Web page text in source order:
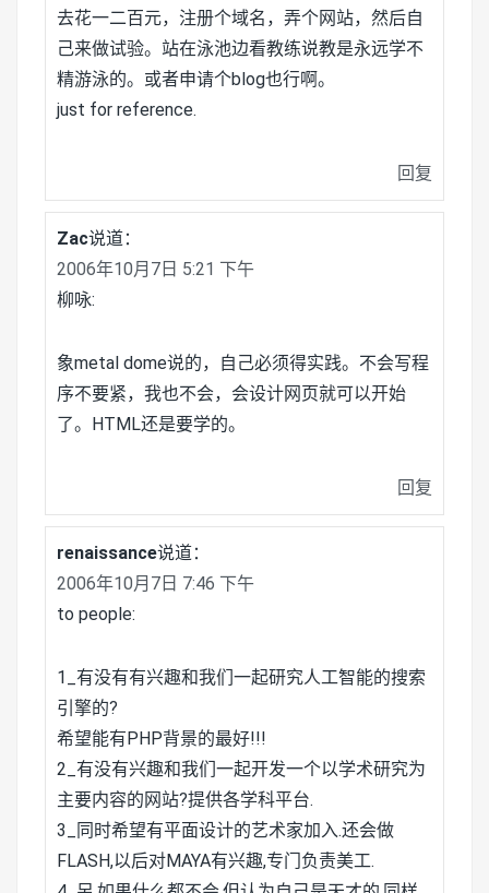
去花一二百元，注册个域名，弄个网站，然后自
己来做试验。站在泳池边看教练说教是永远学不
精游泳的。或者申请个blog也行啊。
just for reference.
回复
Zac说道：
2006年10月7日 5:21 下午
柳咏:
象metal dome说的，自己必须得实践。不会写程
序不要紧，我也不会，会设计网页就可以开始
了。HTML还是要学的。
回复
renaissance说道：
2006年10月7日 7:46 下午
to people:
1_有没有有兴趣和我们一起研究人工智能的搜索
引擎的?
希望能有PHP背景的最好!!!
2_有没有兴趣和我们一起开发一个以学术研究为
主要内容的网站?提供各学科平台.
3_同时希望有平面设计的艺术家加入.还会做
FLASH,以后对MAYA有兴趣,专门负责美工.